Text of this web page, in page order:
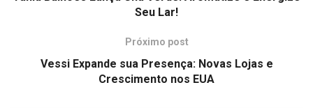
Seu Lar!
Próximo post
Vessi Expande sua Presença: Novas Lojas e
Crescimento nos EUA